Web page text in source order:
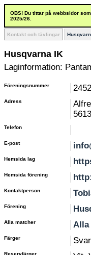
OBS! Du tittar på webbsidor
2025/26.
Kontakt och tävlingar
Husqvarna IK
Laginformation:
Föreningsnummer
Adress
Telefon
E-post
Hemsida lag
Hemsida förening
Kontaktperson
Förening
Alla matcher Alla
Färger
Reservfärger